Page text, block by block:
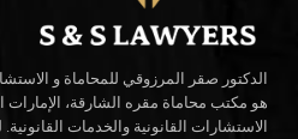
هو مكتب محاماة مقره الشارقة، الإمارات
الاستشارات القانونية والخدمات